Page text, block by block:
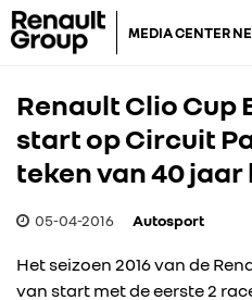
MEDIA CENTER
Renault Clio Cup
start op Circuit
teken van 40
05-04-2016 Autosport
Het seizoen 2016 van de
van start met de eerste 2